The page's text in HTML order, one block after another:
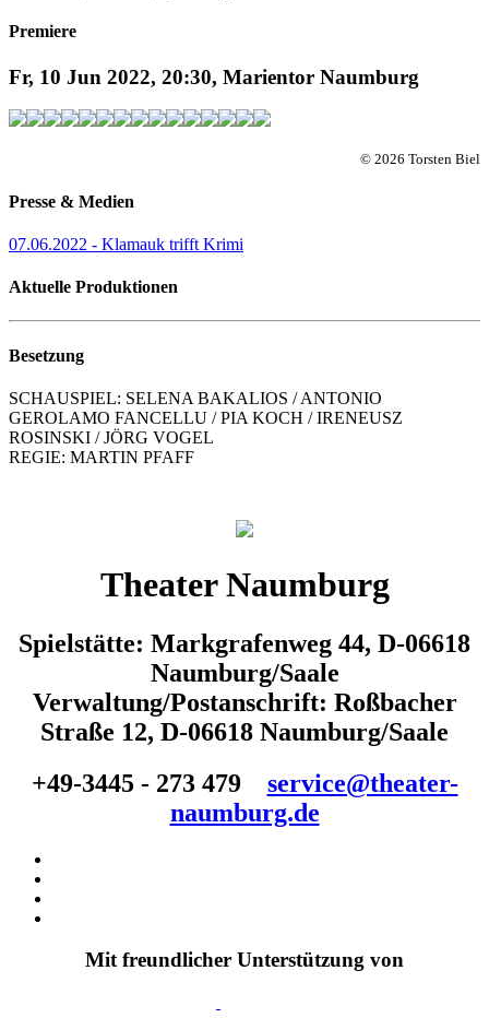
Premiere
Fr, 10 Jun 2022, 20:30, Marientor Naumburg
© 2026 Torsten Biel
Presse & Medien
07.06.2022 - Klamauk trifft Krimi
Aktuelle Produktionen
Besetzung
SCHAUSPIEL: SELENA BAKALIOS / ANTONIO
GEROLAMO FANCELLU / PIA KOCH / IRENEUSZ
ROSINSKI / JÖRG VOGEL
REGIE: MARTIN PFAFF
Theater Naumburg
Spielstätte: Markgrafenweg 44, D-06618
Naumburg/Saale
Verwaltung/Postanschrift: Roßbacher
Straße 12, D-06618 Naumburg/Saale
+49-3445 - 273 479
service@theater-
naumburg.de
Mit freundlicher Unterstützung von